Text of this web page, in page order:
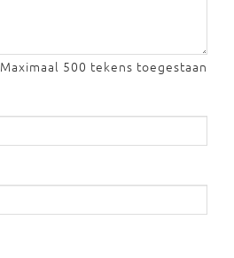
Maximaal 500 tekens toegestaan